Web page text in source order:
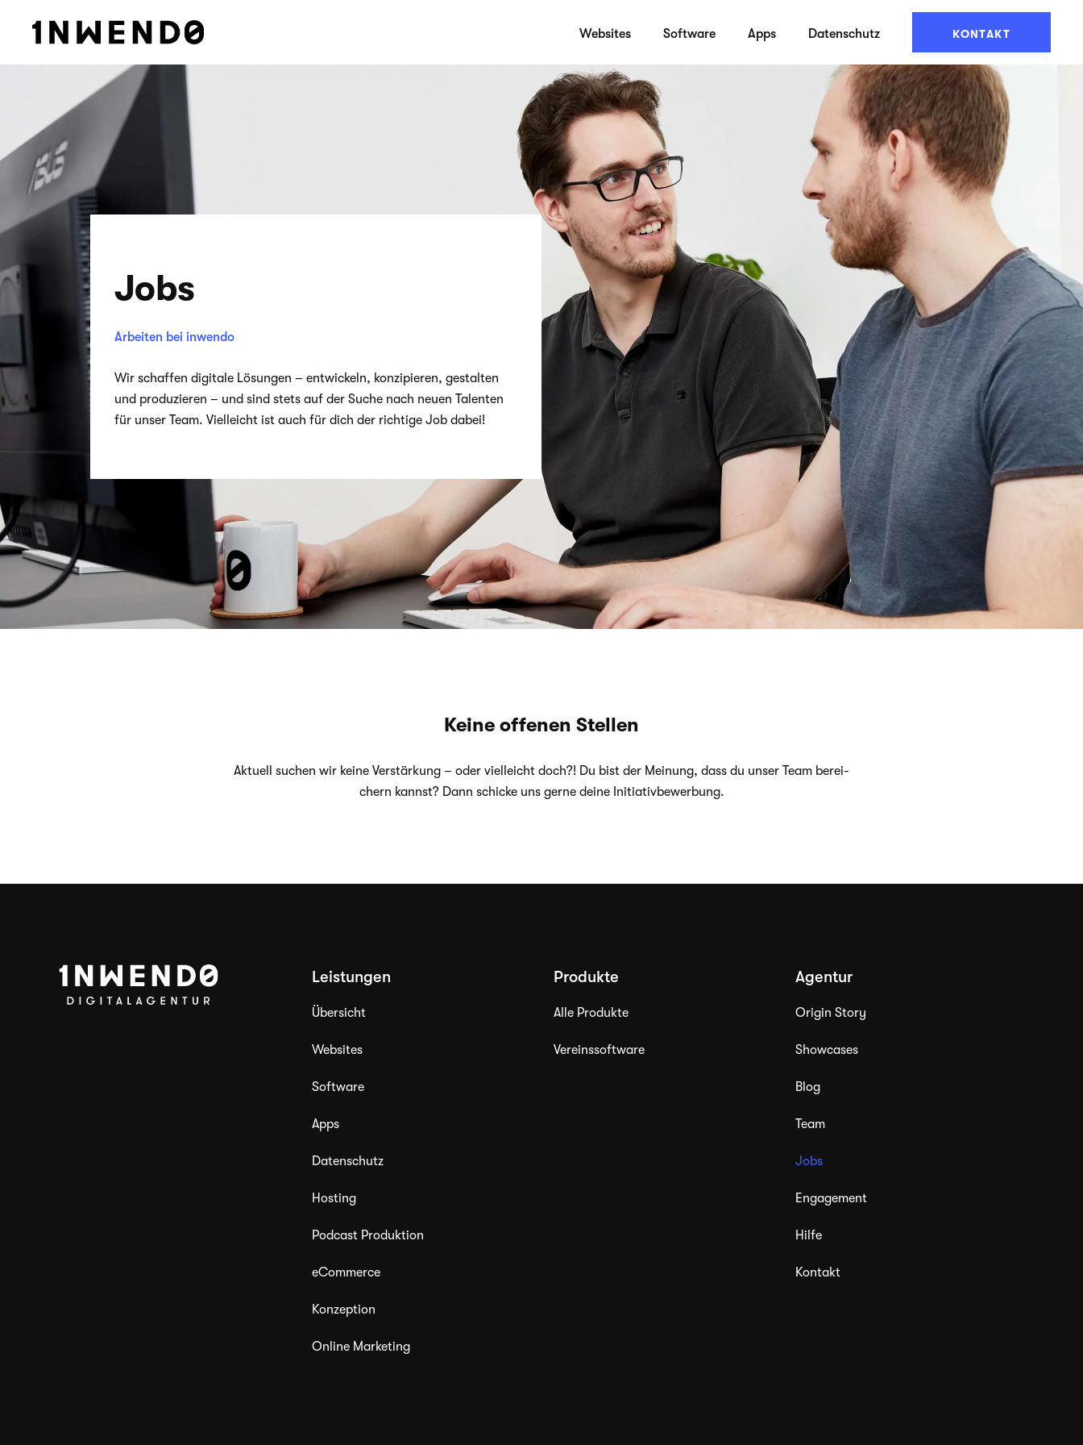
Websites Software Apps Datenschutz KONTAKT
Jobs
Arbeiten bei inwendo
Wir schaf­fen digi­tale Lösun­gen – ent­wi­ckeln, kon­zi­pie­ren, gestal­ten
und pro­du­zie­ren – und sind stets auf der Suche nach neuen Talen­ten
für unser Team. Viel­leicht ist auch für dich der rich­tige Job dabei!
Keine offenen Stellen
Aktu­ell suchen wir keine Ver­stär­kung – oder viel­leicht doch?! Du bist der Mei­nung, dass du unser Team berei­
chern kannst? Dann schi­cke uns gerne deine Initiativbewerbung.
Leistungen
Übersicht
Websites
Software
Apps
Datenschutz
Hosting
Podcast Produktion
eCommerce
Konzeption
Online Marketing
Produkte
Alle Produkte
Vereinssoftware
Agentur
Origin Story
Showcases
Blog
Team
Jobs
Engagement
Hilfe
Kontakt